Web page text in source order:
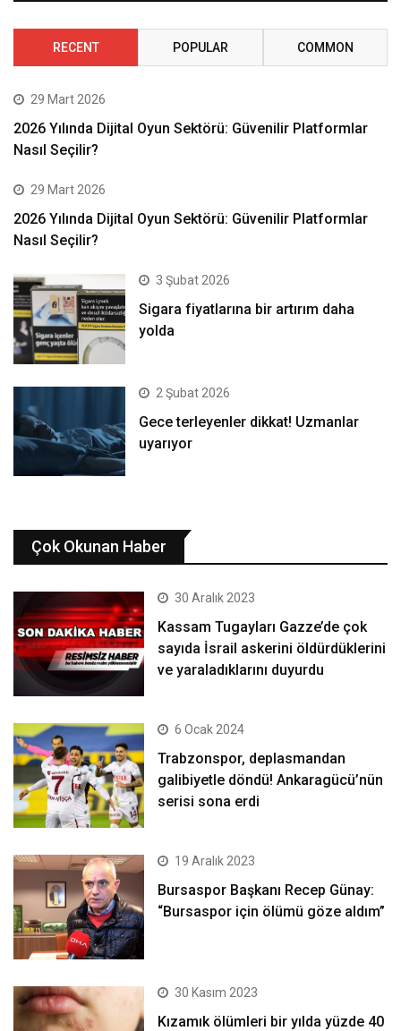
RECENT POPULAR COMMON
29 Mart 2026
2026 Yılında Dijital Oyun Sektörü: Güvenilir Platformlar
Nasıl Seçilir?
29 Mart 2026
2026 Yılında Dijital Oyun Sektörü: Güvenilir Platformlar
Nasıl Seçilir?
3 Şubat 2026
Sigara fiyatlarına bir artırım daha
yolda
2 Şubat 2026
Gece terleyenler dikkat! Uzmanlar
uyarıyor
Çok Okunan Haber
30 Aralık 2023
Kassam Tugayları Gazze’de çok
sayıda İsrail askerini öldürdüklerini
ve yaraladıklarını duyurdu
6 Ocak 2024
Trabzonspor, deplasmandan
galibiyetle döndü! Ankaragücü’nün
serisi sona erdi
19 Aralık 2023
Bursaspor Başkanı Recep Günay:
“Bursaspor için ölümü göze aldım”
30 Kasım 2023
Kızamık ölümleri bir yılda yüzde 40